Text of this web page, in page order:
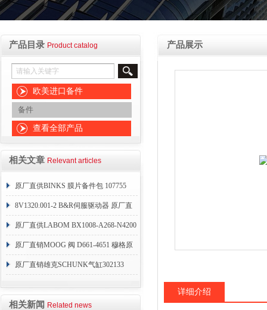
产品目录 Product catalog
欧美进口备件
备件
查看全部产品
相关文章 Relevant articles
原厂直供BINKS 膜片备件包 107755
8V1320.001-2 B&R伺服驱动器 原厂直
供
原厂直供LABOM BX1008-A268-N4200
原厂直销MOOG 阀 D661-4651 穆格原
厂D661
原厂直销雄克SCHUNK气缸302133
相关新闻 Related news
产品展示
详细介绍